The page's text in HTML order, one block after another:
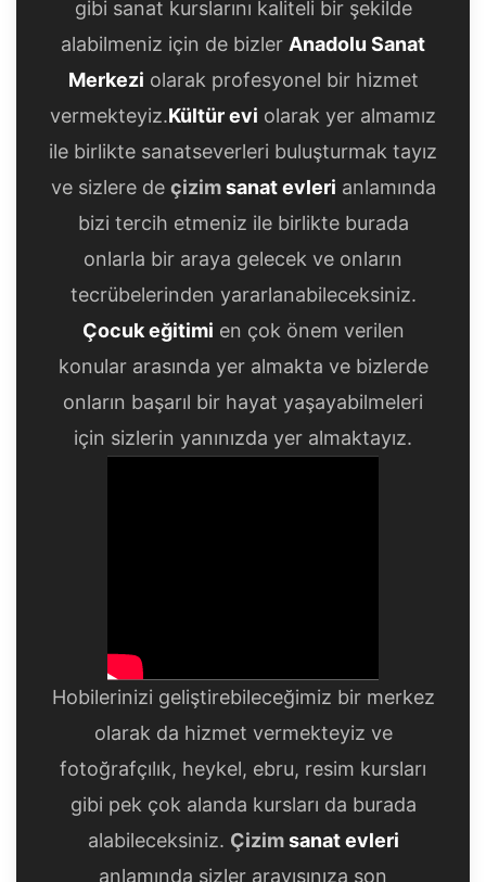
gibi sanat kurslarını kaliteli bir şekilde
alabilmeniz için de bizler Anadolu Sanat
Merkezi olarak profesyonel bir hizmet
vermekteyiz.Kültür evi olarak yer almamız
ile birlikte sanatseverleri buluşturmak tayız
ve sizlere de çizimsanat evleri anlamında
bizi tercih etmeniz ile birlikte burada
onlarla bir araya gelecek ve onların
tecrübelerinden yararlanabileceksiniz.
Çocuk eğitimi en çok önem verilen
konular arasında yer almakta ve bizlerde
onların başarıl bir hayat yaşayabilmeleri
için sizlerin yanınızda yer almaktayız.
Hobilerinizi geliştirebileceğimiz bir merkez
olarak da hizmet vermekteyiz ve
fotoğrafçılık, heykel, ebru, resim kursları
gibi pek çok alanda kursları da burada
alabileceksiniz. Çizimsanat evleri
anlamında sizler arayışınıza son